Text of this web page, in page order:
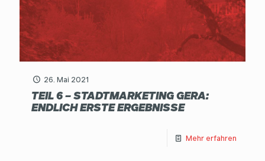
26. Mai 2021
TEIL 6 – STADTMARKETING GERA:
ENDLICH ERSTE ERGEBNISSE
Mehr erfahren